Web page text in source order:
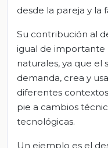
desde la pareja y la
Su contribución al
igual de importante
naturales, ya que el
demanda, crea y
diferentes
pie a cambios
tecnológicas.
Un ejemplo es el